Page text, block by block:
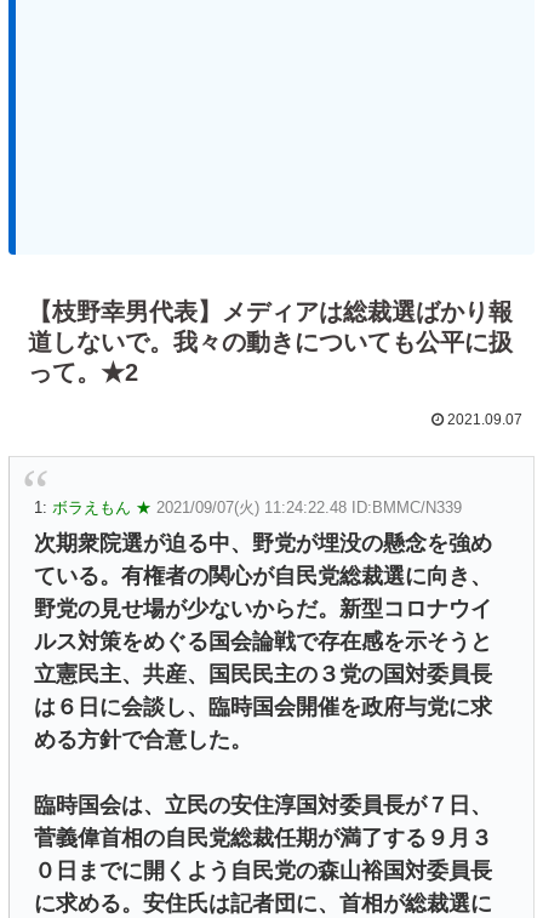
【枝野幸男代表】メディアは総裁選ばかり報
道しないで。我々の動きについても公平に扱
って。★2
2021.09.07
1: ボラえもん ★ 2021/09/07(火) 11:24:22.48 ID:BMMC/N339
次期衆院選が迫る中、野党が埋没の懸念を強め
ている。有権者の関心が自民党総裁選に向き、
野党の見せ場が少ないからだ。新型コロナウイ
ルス対策をめぐる国会論戦で存在感を示そうと
立憲民主、共産、国民民主の３党の国対委員長
は６日に会談し、臨時国会開催を政府与党に求
める方針で合意した。
臨時国会は、立民の安住淳国対委員長が７日、
菅義偉首相の自民党総裁任期が満了する９月３
０日までに開くよう自民党の森山裕国対委員長
に求める。安住氏は記者団に、首相が総裁選に